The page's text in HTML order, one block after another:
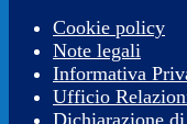
Cookie policy
Note legali
Informativa
Ufficio